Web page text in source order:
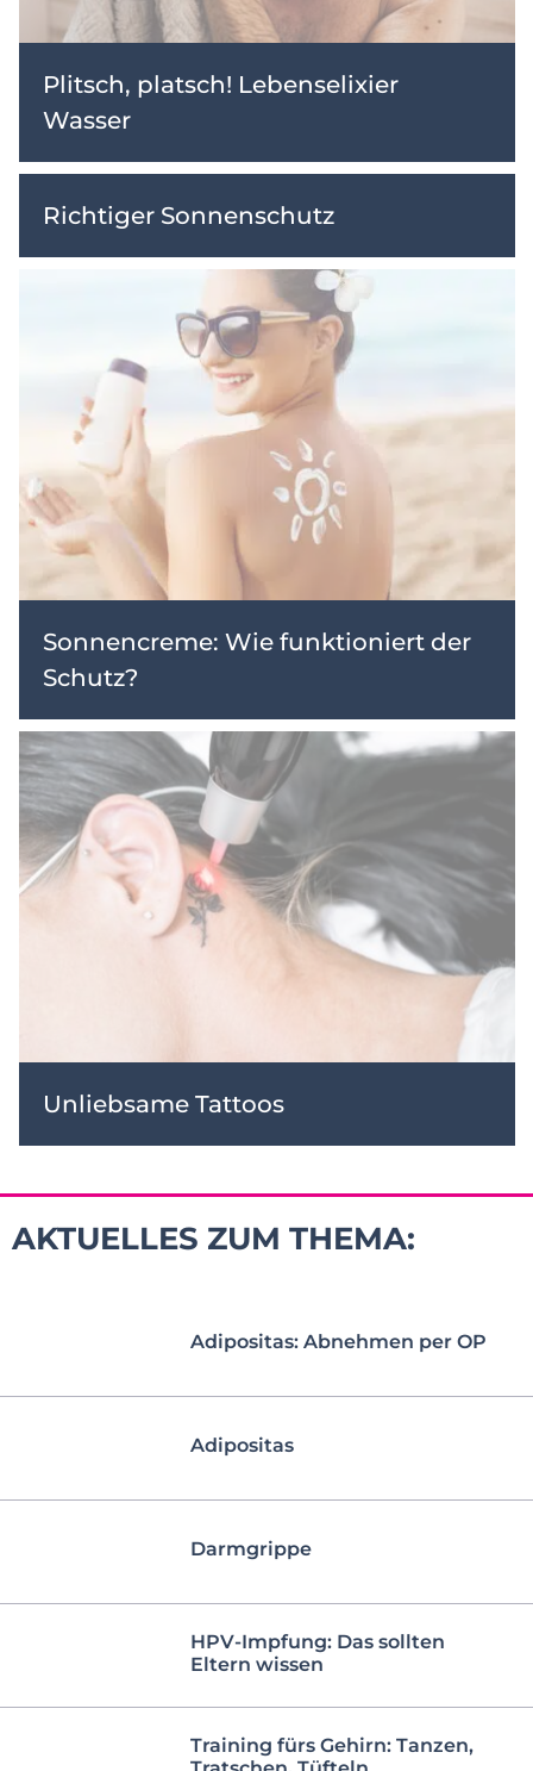
Plitsch, platsch! Lebenselixier
Wasser
Richtiger Sonnenschutz
Sonnencreme: Wie funktioniert der
Schutz?
Unliebsame Tattoos
AKTUELLES ZUM THEMA:
Adipositas: Abnehmen per OP
Adipositas
Darmgrippe
HPV-Impfung: Das sollten
Eltern wissen
Training fürs Gehirn: Tanzen,